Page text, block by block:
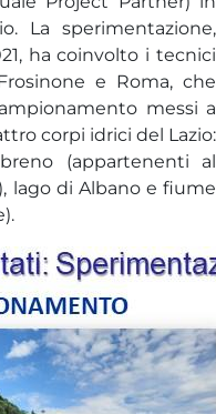
La sperimentazione,
ha coinvolto i tecnici
e Roma, che
messi a
corpi idrici del Lazio:
(appartenenti al
lago di Albano e fiume